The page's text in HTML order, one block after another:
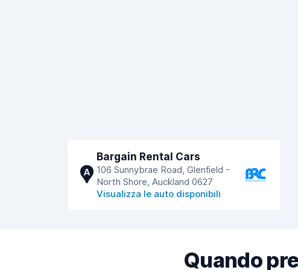
A
Bargain Rental Cars
106 Sunnybrae Road, Glenfield -
North Shore, Auckland 0627
Visualizza le auto disponibili
Quando